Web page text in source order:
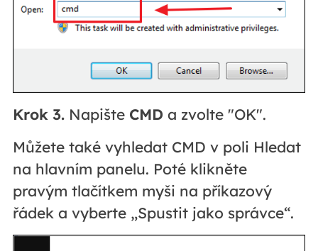
Krok 3.Napište CMD a zvolte "OK".
Můžete také vyhledat CMD v poli Hledat
na hlavním panelu. Poté klikněte
pravým tlačítkem myši na příkazový
řádek a vyberte „Spustit jako správce“.